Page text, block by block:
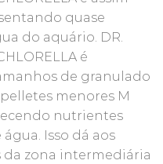
quase
do aquário. DR.
é
de granulado
menores M
nutrientes
Isso dá aos
da zona intermediária